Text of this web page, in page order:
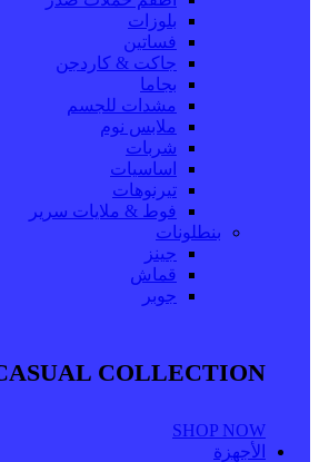
بلوزات
فساتين
جاكت & كاردجن
بجاما
مشدات للجسم
ملابس نوم
شربات
اساسيات
تيرنوهات
فوط & ملايات سرير
بنطلونات
جينز
قماش
جوبر
COLLECTION
SHOP NOW
الأجهزة